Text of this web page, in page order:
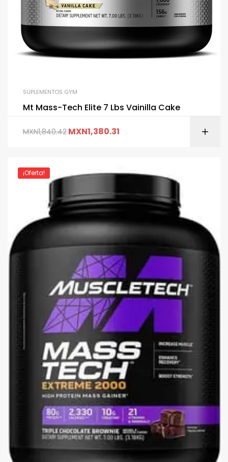
SUPLEMENTOS GYM
Mt Mass-Tech Elite 7 Lbs Vainilla Cake
MXN1,840.42 MXN1,380.31
¡Oferta!